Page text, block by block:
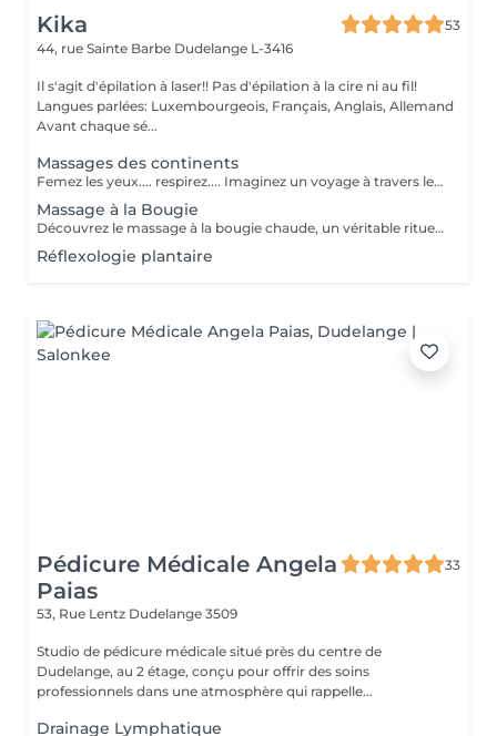
Kika
53
44, rue Sainte Barbe Dudelange L-3416
Il s'agit d'épilation à laser!! Pas d'épilation à la cire ni au fil!
Langues parlées: Luxembourgeois, Français, Anglais, Allemand
Avant chaque sé...
Massages des continents
Femez les yeux.... respirez.... Imaginez un voyage à travers le corps et l âme où les tensions se libèrent et l'énergie recommence à circuler. Un rituel qui unit des techniques du monde entier, des huiles pures et des gestes délicats, pour vous ramener au centre de vous même, là où tout est équilibré. Une expérience qui ne se raconte pas... elle se vit. Un voyage qui commence sur la peau et finit au cur.
Massage à la Bougie
Découvrez le massage à la bougie chaude, un véritable rituel de bien-être. Il offre une détente musculaire intense, apaise les douleurs articulaires et stimule la circulation sanguine. Sa cire fondue nourrit et hydrate profondément la peau pour une sensation de douceur absolue.
Réflexologie plantaire
Pédicure Médicale Angela
Paias
33
53, Rue Lentz Dudelange 3509
Studio de pédicure médicale situé près du centre de
Dudelange, au 2 étage, conçu pour offrir des soins
professionnels dans une atmosphère qui rappelle...
Drainage Lymphatique